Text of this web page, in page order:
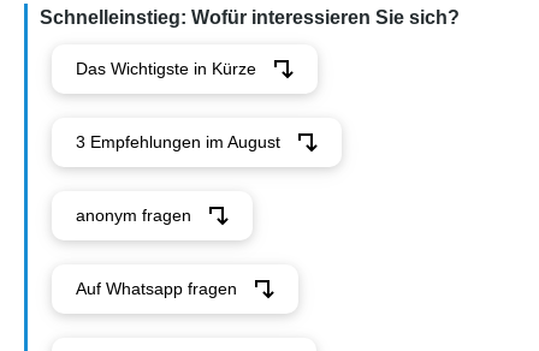
Schnelleinstieg: Wofür interessieren Sie sich?
Das Wichtigste in Kürze
3 Empfehlungen im August
anonym fragen
Auf Whatsapp fragen